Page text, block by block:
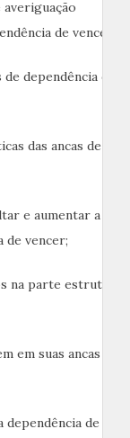
de vencer;
dependência de
das ancas de
e aumentar a
de vencer;
na parte estrutural
suas ancas de
dependência de